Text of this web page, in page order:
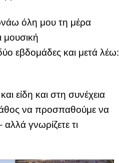
όλη μου τη μέρα
μουσική
εβδομάδες και μετά λέω:
είδη και στη συνέχεια
να προσπαθούμε να
γνωρίζετε τι